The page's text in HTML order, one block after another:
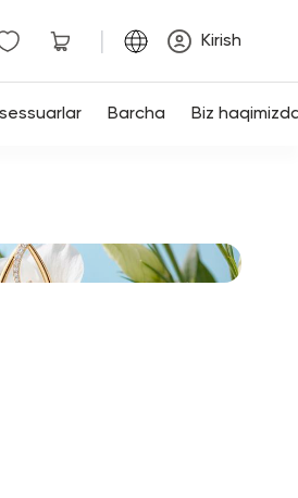
Kirish
Barcha Biz